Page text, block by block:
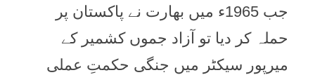
جب 1965ء میں بھارت نے پاکستان پر
حملہ کر دیا تو آزاد جموں کشمیر کے
میرپور سیکٹر میں جنگی حکمتِ عملی